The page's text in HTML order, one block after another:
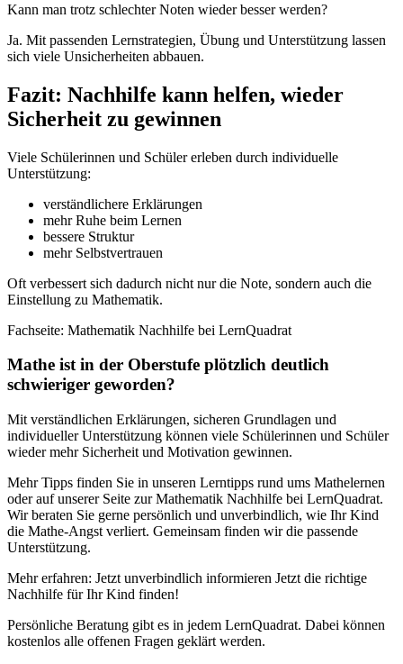
Kann man trotz schlechter Noten wieder besser werden?
Ja. Mit passenden Lernstrategien, Übung und Unterstützung lassen
sich viele Unsicherheiten abbauen.
Fazit: Nachhilfe kann helfen, wieder
Sicherheit zu gewinnen
Viele Schülerinnen und Schüler erleben durch individuelle
Unterstützung:
verständlichere Erklärungen
mehr Ruhe beim Lernen
bessere Struktur
mehr Selbstvertrauen
Oft verbessert sich dadurch nicht nur die Note, sondern auch die
Einstellung zu Mathematik.
Fachseite: Mathematik Nachhilfe bei LernQuadrat
Mathe ist in der Oberstufe plötzlich deutlich
schwieriger geworden?
Mit verständlichen Erklärungen, sicheren Grundlagen und
individueller Unterstützung können viele Schülerinnen und Schüler
wieder mehr Sicherheit und Motivation gewinnen.
Mehr Tipps finden Sie in unseren Lerntipps rund ums Mathelernen
oder auf unserer Seite zur Mathematik Nachhilfe bei LernQuadrat.
Wir beraten Sie gerne persönlich und unverbindlich, wie Ihr Kind
die Mathe-Angst verliert. Gemeinsam finden wir die passende
Unterstützung.
Mehr erfahren: Jetzt unverbindlich informieren Jetzt die richtige
Nachhilfe für Ihr Kind finden!​​​​​​​
Persönliche Beratung gibt es in jedem LernQuadrat. Dabei können
kostenlos alle offenen Fragen geklärt werden.